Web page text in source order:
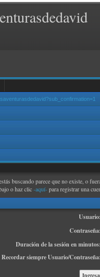
buscando parece que no existe, o
o haz clic-aquí-para registrar una
Usuario:
Contraseña:
Duración de la sesión en minutos:
Recordar siempre Usuario/Contraseña: